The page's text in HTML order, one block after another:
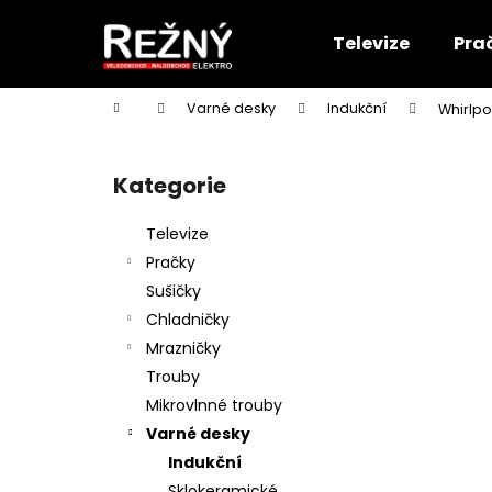
Televize
Domů Varné desky Indukční
Přeskočit
kategorie
Kategorie
Televize
Pračky
Sušičky
Chladničky
Mrazničky
Trouby
Mikrovlnné trouby
Varné desky
Indukční
í
Zpět
do
Zpět
do